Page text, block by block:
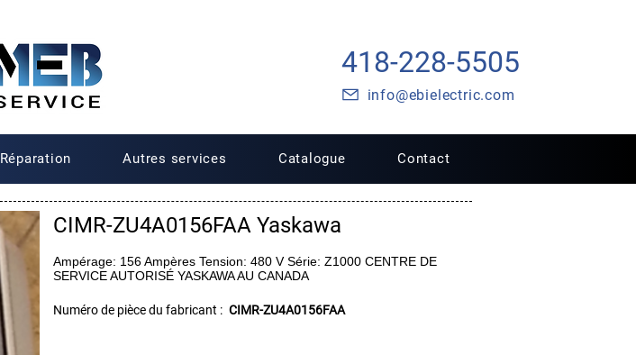
418-228-5505
info@ebielectric.com
Réparation Autres services Catalogue Contact
CIMR-ZU4A0156FAA Yaskawa
Ampérage: 156 Ampères Tension: 480 V Série: Z1000 CENTRE DE
SERVICE AUTORISÉ YASKAWA AU CANADA
Numéro de pièce du fabricant : CIMR-ZU4A0156FAA